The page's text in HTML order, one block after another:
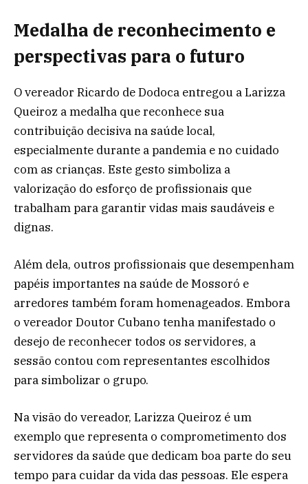
Medalha de reconhecimento e
perspectivas para o futuro
O vereador Ricardo de Dodoca entregou a Larizza
Queiroz a medalha que reconhece sua
contribuição decisiva na saúde local,
especialmente durante a pandemia e no cuidado
com as crianças. Este gesto simboliza a
valorização do esforço de profissionais que
trabalham para garantir vidas mais saudáveis e
dignas.
Além dela, outros profissionais que desempenham
papéis importantes na saúde de Mossoró e
arredores também foram homenageados. Embora
o vereador Doutor Cubano tenha manifestado o
desejo de reconhecer todos os servidores, a
sessão contou com representantes escolhidos
para simbolizar o grupo.
Na visão do vereador, Larizza Queiroz é um
exemplo que representa o comprometimento dos
servidores da saúde que dedicam boa parte do seu
tempo para cuidar da vida das pessoas. Ele espera